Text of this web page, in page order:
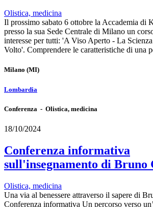
Olistica, medicina
Il prossimo sabato 6 ottobre la Accademia di
presso la sua Sede Centrale di Milano un
interesse per tutti: 'A Viso Aperto - La
Volto'. Comprendere le caratteristiche di una
Milano (MI)
Lombardia
Conferenza - Olistica, medicina
18/10/2024
Conferenza informativa
sull'insegnamento di Bruno
Olistica, medicina
Una via al benessere attraverso il sapere di
Conferenza informativa Un percorso verso